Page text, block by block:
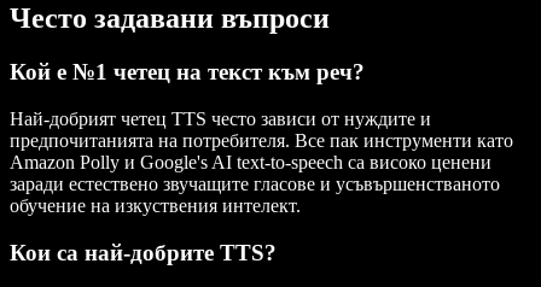
Често задавани въпроси
Кой е №1 четец на текст към реч?
Най-добрият четец TTS често зависи от нуждите и
предпочитанията на потребителя. Все пак инструменти като
Amazon Polly и Google's AI text-to-speech са високо ценени
заради естествено звучащите гласове и усъвършенстваното
обучение на изкуствения интелект.
Кои са най-добрите TTS?